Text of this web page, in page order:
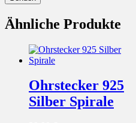
Ähnliche Produkte
Ohrstecker 925
Silber Spirale